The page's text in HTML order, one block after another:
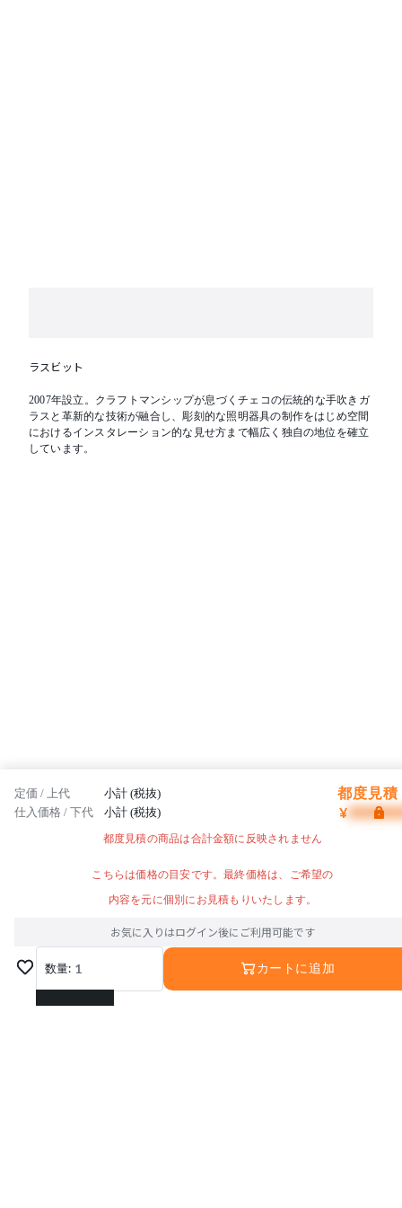
ラスビット
2007年設立。クラフトマンシップが息づくチェコの伝統的な手吹きガ
ラスと革新的な技術が融合し、彫刻的な照明器具の制作をはじめ空間
におけるインスタレーション的な見せ方まで幅広く独自の地位を確立
しています。
定価 / 上代 小計 (税抜) 都度見積
仕入価格 / 下代 小計 (税抜) ¥
都度見積の商品は合計金額に反映されません
こちらは価格の目安です。最終価格は、ご希望の
内容を元に個別にお見積もりいたします。
お気に入りはログイン後にご利用可能です
数量: 1
1
カートに追加